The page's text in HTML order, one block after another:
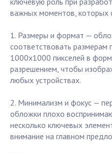
важных моментов, которых
1. Размеры и формат —
соответствовать
1000x1000 пикселей в
разрешением, чтобы
любых устройствах.
2. Минимализм и фокус —
обложки плохо
несколько ключевых
внимание на главном